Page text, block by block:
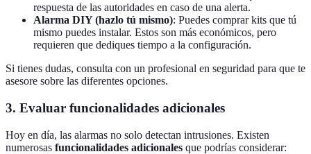
respuesta de las autoridades en caso de una alerta.
Alarma DIY (hazlo tú mismo): Puedes comprar kits que tú
mismo puedes instalar. Estos son más económicos, pero
requieren que dediques tiempo a la configuración.
Si tienes dudas, consulta con un profesional en seguridad para que te
asesore sobre las diferentes opciones.
3. Evaluar funcionalidades adicionales
Hoy en día, las alarmas no solo detectan intrusiones. Existen
numerosas funcionalidades adicionales que podrías considerar: